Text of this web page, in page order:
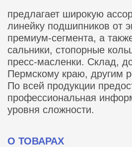
предлагает широкую
линейку подшипников от
премиум-сегмента, а
сальники, стопорные
пресс-масленки. Склад,
Пермскому краю, другим
По всей продукции
профессиональная
уровня сложности.
О ТОВАРАХ